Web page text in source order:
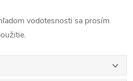
vodotesnosti sa prosím